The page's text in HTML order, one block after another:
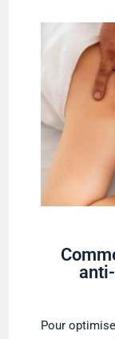
Pour